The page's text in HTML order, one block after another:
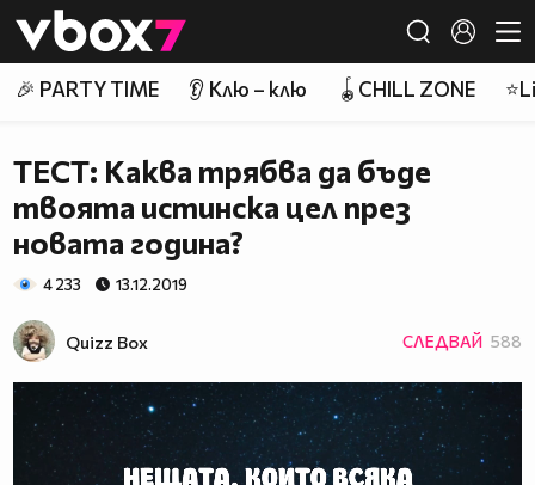
👾
🎉 PARTY TIME 👂 Клю – клю 🪀CHILL ZONE
ТЕСТ: Каква трябва да бъде
твоята истинска цел през
новата година?
4 233 13.12.2019
Quizz Box СЛЕДВАЙ 588